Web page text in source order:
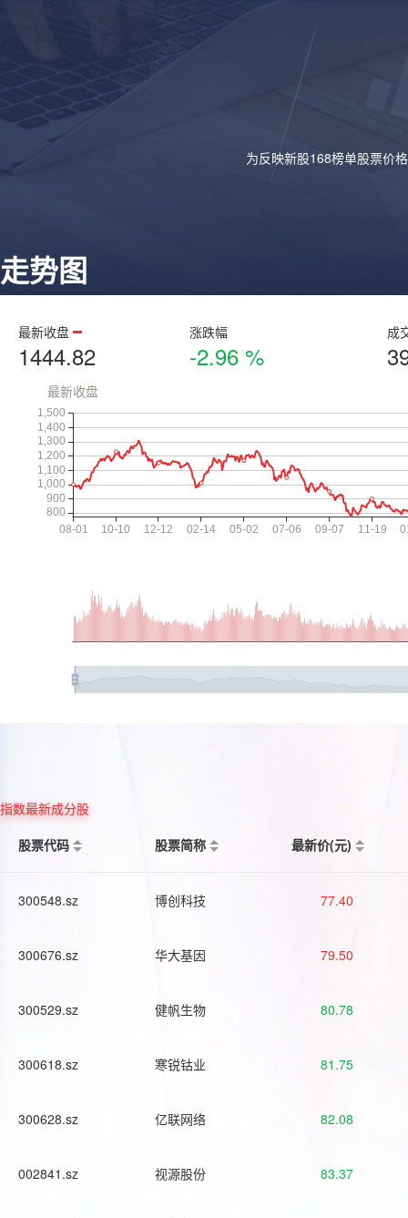
为反映新股168榜单股票价
走势图
最新收盘
1444.82
涨跌幅
-2.96 %
成
指数最新成分股
股票代码
股票简称 最新价(元)
300548.sz 博创科技 77.40
300676.sz 华大基因 79.50
300529.sz 健帆生物 80.78
300618.sz 寒锐钴业 81.75
300628.sz 亿联网络 82.08
002841.sz 视源股份 83.37